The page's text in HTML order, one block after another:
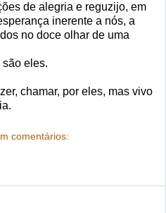
de alegria e reguzijo, em
inerente a nós, a
no doce olhar de uma
eles.
chamar, por eles, mas vivo
comentários: